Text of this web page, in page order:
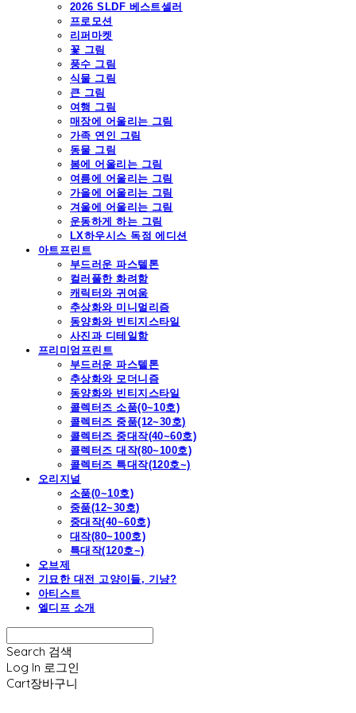
2026 SLDF 베스트셀러
프로모션
리퍼마켓
꽃 그림
풍수 그림
식물 그림
큰 그림
여행 그림
매장에 어울리는 그림
가족 연인 그림
동물 그림
봄에 어울리는 그림
여름에 어울리는 그림
가을에 어울리는 그림
겨울에 어울리는 그림
운동하게 하는 그림
LX하우시스 독점 에디션
아트프린트
부드러운 파스텔톤
컬러풀한 화려함
캐릭터와 귀여움
추상화와 미니멀리즘
동양화와 빈티지스타일
사진과 디테일함
프리미엄프린트
부드러운 파스텔톤
추상화와 모더니즘
동양화와 빈티지스타일
콜렉터즈 소품(0~10호)
콜렉터즈 중품(12~30호)
콜렉터즈 중대작(40~60호)
콜렉터즈 대작(80~100호)
콜렉터즈 특대작(120호~)
오리지널
소품(0~10호)
중품(12~30호)
중대작(40~60호)
대작(80~100호)
특대작(120호~)
오브제
기묘한 대전 고양이들, 기냥?
아티스트
엘디프 소개
Search 검색
Log In 로그인
Cart장바구니